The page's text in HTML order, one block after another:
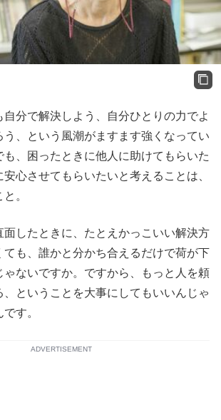
分で解決しよう、自分ひとりの力でよ
う、という風潮がますます強くなってい
も、困ったときに他人に助けてもらいた
心させてもらいたいと考えることは、
。
したときに、たとえかっこいい解決方
ても、誰かと分かち合えるだけで荷が下
ゃないですか。ですから、もっと人を頼
、ということを大事にしてもいいんじゃ
す。
ADVERTISEMENT